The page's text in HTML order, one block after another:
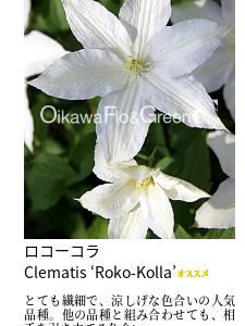
ロコーコラ
Clematis ‘Roko-Kolla’
とても繊細で、涼しげな色合いの人気
品種。他の品種と組み合わせても、相